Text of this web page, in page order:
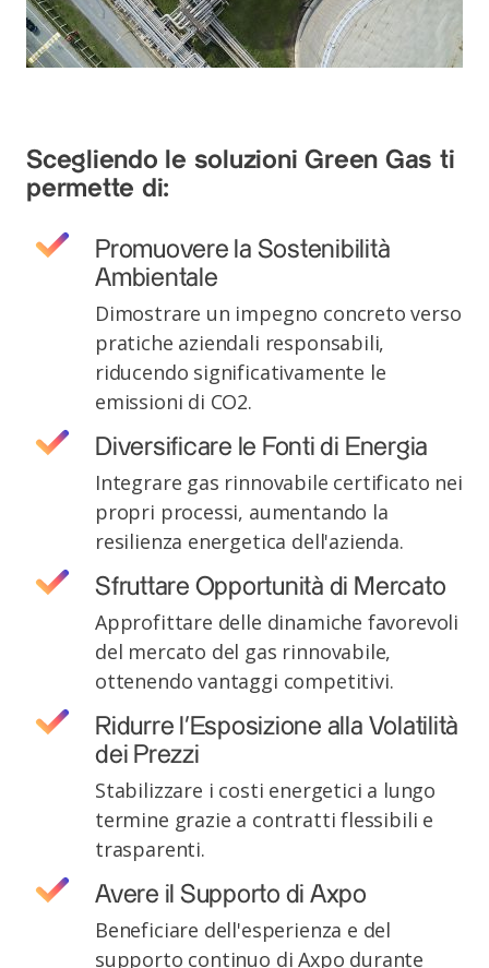
Scegliendo le soluzioni Green Gas ti
permette di:
Promuovere la Sostenibilità
Ambientale
Dimostrare un impegno concreto verso
pratiche aziendali responsabili,
riducendo significativamente le
emissioni di CO2.
Diversificare le Fonti di Energia
Integrare gas rinnovabile certificato nei
propri processi, aumentando la
resilienza energetica dell'azienda.
Sfruttare Opportunità di Mercato
Approfittare delle dinamiche favorevoli
del mercato del gas rinnovabile,
ottenendo vantaggi competitivi.
Ridurre l’Esposizione alla Volatilità
dei Prezzi
Stabilizzare i costi energetici a lungo
termine grazie a contratti flessibili e
trasparenti.
Avere il Supporto di Axpo
Beneficiare dell'esperienza e del
supporto continuo di Axpo durante